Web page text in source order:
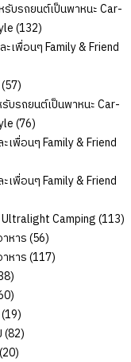
สินค้า
บรถยนต์เป็นพาหนะ Car-
132132
สินค้า
เพื่อนๆ Family & Friend
า
5757
สินค้า
บรถยนต์เป็นพาหนะ Car-
7676
สินค้า
เพื่อนๆ Family & Friend
า
เพื่อนๆ Family & Friend
า
Camping 113113
หาร 5656
สินค้า
หาร 117117
38
สินค้า
60
สินค้า
1919
สินค้า
8282
2020